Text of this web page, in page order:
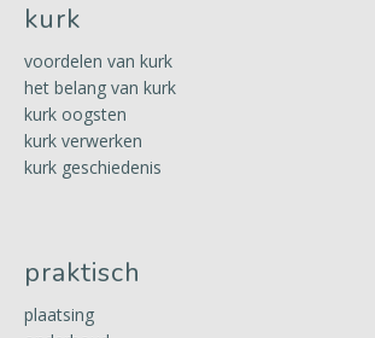
kurk
voordelen van kurk
het belang van kurk
kurk oogsten
kurk verwerken
kurk geschiedenis
praktisch
plaatsing